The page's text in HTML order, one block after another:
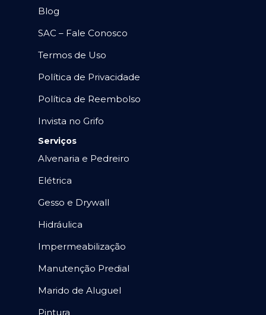
Blog
SAC – Fale Conosco
Termos de Uso
Política de Privacidade
Política de Reembolso
Invista no Grifo
Serviços
Alvenaria e Pedreiro
Elétrica
Gesso e Drywall
Hidráulica
Impermeabilização
Manutenção Predial
Marido de Aluguel
Pintura